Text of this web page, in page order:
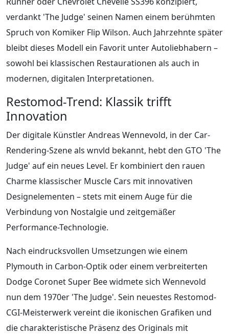
verdankt 'The Judge' seinen Namen einem berühmten
Spruch von Komiker Flip Wilson. Auch Jahrzehnte später
bleibt dieses Modell ein Favorit unter Autoliebhabern –
sowohl bei klassischen Restaurationen als auch in
modernen, digitalen Interpretationen.
Restomod-Trend: Klassik trifft
Innovation
Der digitale Künstler Andreas Wennevold, in der Car-
Rendering-Szene als wnvld bekannt, hebt den GTO 'The
Judge' auf ein neues Level. Er kombiniert den rauen
Charme klassischer Muscle Cars mit innovativen
Designelementen – stets mit einem Auge für die
Verbindung von Nostalgie und zeitgemäßer
Performance-Technologie.
Nach eindrucksvollen Umsetzungen wie einem
Plymouth in Carbon-Optik oder einem verbreiterten
Dodge Coronet Super Bee widmete sich Wennevold
nun dem 1970er 'The Judge'. Sein neuestes Restomod-
CGI-Meisterwerk vereint die ikonischen Grafiken und
die charakteristische Präsenz des Originals mit